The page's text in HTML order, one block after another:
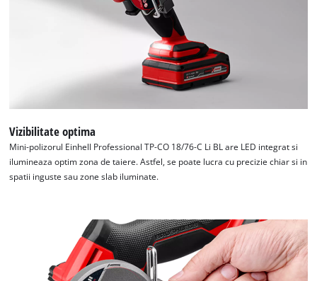
Vizibilitate optima
Mini-polizorul Einhell Professional TP-CO 18/76-C Li BL are LED integrat si
ilumineaza optim zona de taiere. Astfel, se poate lucra cu precizie chiar si in
spatii inguste sau zone slab iluminate.